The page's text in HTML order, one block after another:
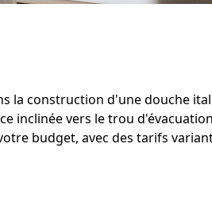
la construction d'une douche
inclinée vers le trou
budget, avec des tarifs